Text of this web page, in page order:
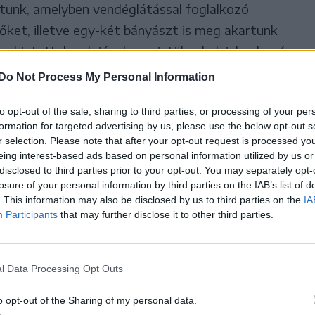
Do Not Process My Personal Information
opt-out of the sale, sharing to third parties, or processing of your
for targeted advertising by us, please use the below opt-out
selection. Please note that after your opt-out request is processed
interest-based ads based on personal information utilized by us
to third parties prior to your opt-out. You may separately
of your personal information by third parties on the IAB’s list of
This information may also be disclosed by us to third parties on the
Participants that may further disclose it to other third parties.
Data Processing Opt Outs
opt-out of the Sharing of my personal data.
amelyben vendéglátással foglalkozó
illetve egy-két bányászt is meg akartunk
biztattak sok jóval, szerintük a helyieknek már
újságírókból. Hiába próbáltuk
érdeklődést ingyen reklámként kell értékelni,
közösségnek minden hírverés jól jön, másrészt
sajtóban sem találni. A sajtómunkások
be a bányatragédiát követő parajdi
szigorúan
a sajtó képviselőinek